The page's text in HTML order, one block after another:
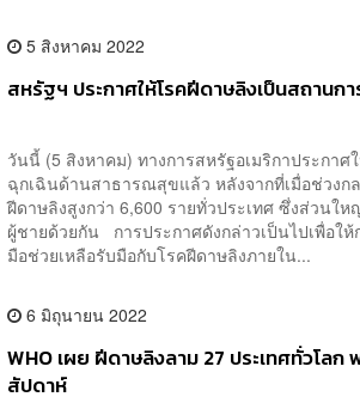
5 สิงหาคม 2022
สหรัฐฯ ประกาศให้โรคฝีดาษลิงเป็นสถาน
วันนี้ (5 สิงหาคม) ทางการสหรัฐอเมริกาประกา
ฉุกเฉินด้านสาธารณสุขแล้ว หลังจากที่เมื่อช่วงก
ฝีดาษลิงสูงกว่า 6,600 รายทั่วประเทศ ซึ่งส่วนใ
ผู้ชายด้วยกัน การประกาศดังกล่าวเป็นไปเพื่อใ
มือช่วยเหลือรับมือกับโรคฝีดาษลิงภายใน...
6 มิถุนายน 2022
WHO เผย ฝีดาษลิงลาม 27 ประเทศทั่วโล
สัปดาห์